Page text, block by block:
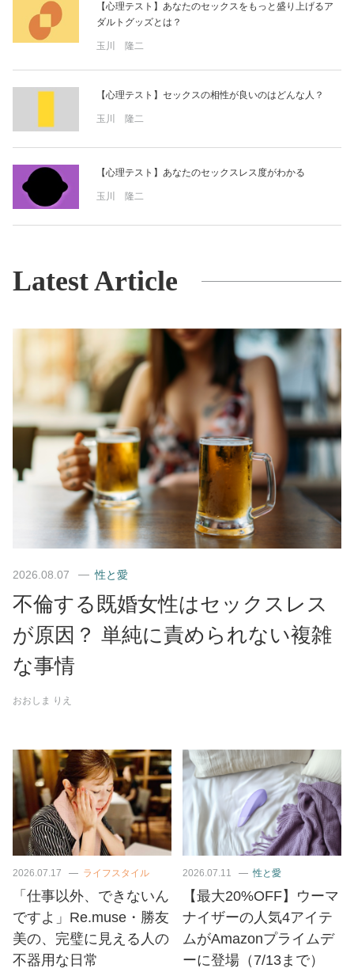
【心理テスト】あなたのセックスをもっと盛り上げるア
ダルトグッズとは？
玉川 隆二
【心理テスト】セックスの相性が良いのはどんな人？
玉川 隆二
【心理テスト】あなたのセックスレス度がわかる
玉川 隆二
Latest Article
2026.08.07 性と愛
不倫する既婚女性はセックスレス
が原因？ 単純に責められない複雑
な事情
おおしま りえ
2026.07.17 ライフスタイル
「仕事以外、できないん
ですよ」Re.muse・勝友
美の、完璧に見える人の
不器用な日常
2026.07.11 性と愛
【最大20%OFF】ウーマ
ナイザーの人気4アイテ
ムがAmazonプライムデ
ーに登場（7/13まで）